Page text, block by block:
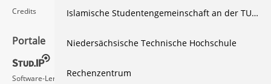
Credits
Portale
Software-Lernvideos
Social Media
Islamische Studentengemeinschaft an der TU Clausthal
Niedersächsische Technische Hochschule
Rechenzentrum